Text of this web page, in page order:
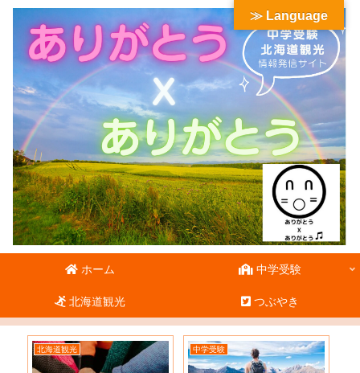
ホーム 中学受験
北海道観光 つぶやき
北海道観光 中学受験
≫ Language